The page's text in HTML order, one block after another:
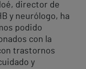
director de
y neurólogo, ha
podido
con la
trastornos
y